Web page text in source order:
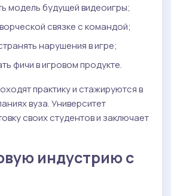
модель будущей видеоигры;
связке с командой;
нарушения в игре;
фичи в игровом продукте.
практику и стажируются в
вуза. Университет
своих студентов и заключает
индустрию с